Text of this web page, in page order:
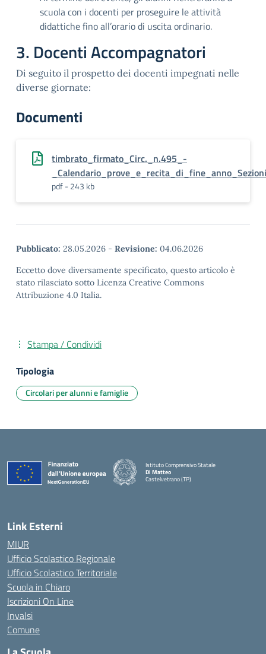
scuola con i docenti per proseguire le attività
didattiche fino all’orario di uscita ordinario.
3. Docenti Accompagnatori
Di seguito il prospetto dei docenti impegnati nelle
diverse giornate:
Documenti
timbrato_firmato_Circ._n.495_-
pdf - 243 kb
Pubblicato: 28.05.2026 - Revisione: 04.06.2026
Eccetto dove diversamente specificato, questo articolo è
stato rilasciato sotto Licenza Creative Commons
Attribuzione 4.0 Italia.
Stampa / Condividi
Tipologia
Circolari per alunni e famiglie
Istituto Comprensivo Statale
Di Matteo
Castelvetrano (TP)
Link Esterni
MIUR
Ufficio Scolastico Regionale
Ufficio Scolastico Territoriale
Scuola in Chiaro
Iscrizioni On Line
Invalsi
Comune